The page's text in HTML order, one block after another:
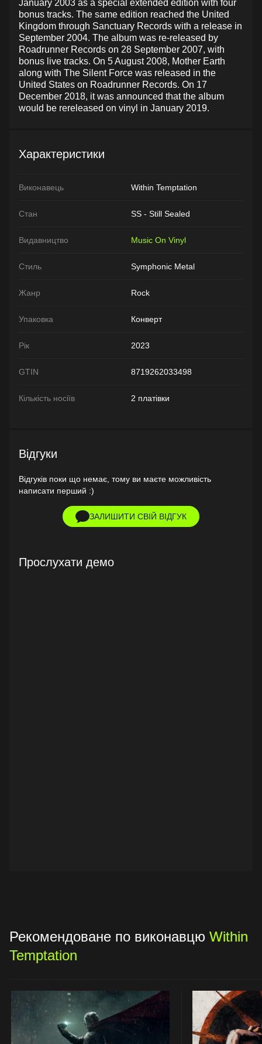
January 2003 as a special extended edition with four
bonus tracks. The same edition reached the United
Kingdom through Sanctuary Records with a release in
September 2004. The album was re-released by
Roadrunner Records on 28 September 2007, with
bonus live tracks. On 5 August 2008, Mother Earth
along with The Silent Force was released in the
United States on Roadrunner Records. On 17
December 2018, it was announced that the album
would be rereleased on vinyl in January 2019.
Характеристики
Виконавець Within Temptation
Стан SS - Still Sealed
Видавництво Music On Vinyl
Стиль Symphonic Metal
Жанр Rock
Упаковка Конверт
Рік 2023
GTIN 8719262033498
Кількість носіїв 2 платівки
Відгуки
Відгуків поки що немає, тому ви маєте можливість
написати перший :)
ЗАЛИШИТИ СВІЙ ВІДГУК
Прослухати демо
Рекомендоване по виконавцю Within
Temptation